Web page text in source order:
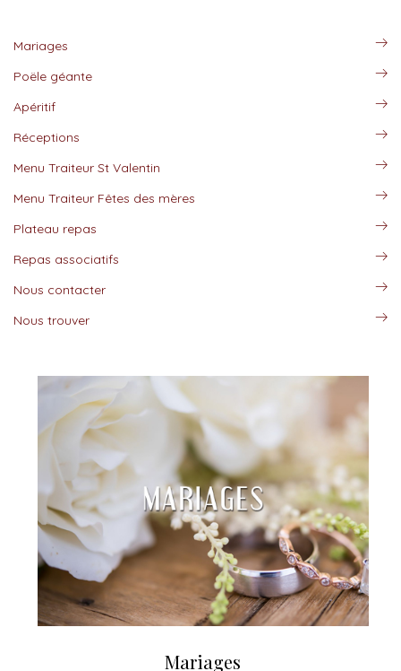
Mariages
Poële géante
Apéritif
Réceptions
Menu Traiteur St Valentin
Menu Traiteur Fêtes des mères
Plateau repas
Repas associatifs
Nous contacter
Nous trouver
Mariages